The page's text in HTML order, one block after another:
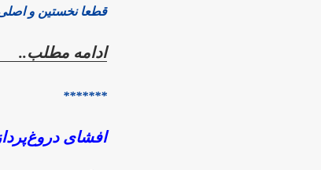
قطعا نخستین و
ادامه
*******
افشای